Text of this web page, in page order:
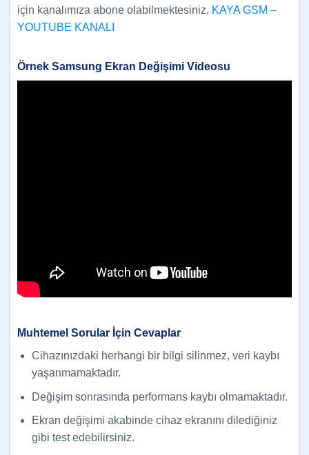
için kanalımıza abone olabilmektesiniz. KAYA GSM –
YOUTUBE KANALI
Örnek Samsung Ekran Değişimi Videosu
Muhtemel Sorular İçin Cevaplar
Cihazınızdaki herhangi bir bilgi silinmez, veri kaybı
yaşanmamaktadır.
Değişim sonrasında performans kaybı olmamaktadır.
Ekran değişimi akabinde cihaz ekranını dilediğiniz
gibi test edebilirsiniz.